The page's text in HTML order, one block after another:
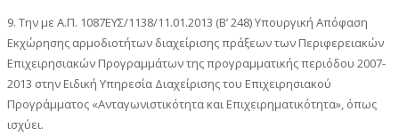
9. Την με Α.Π. 1087ΕΥΣ/1138/11.01.2013 (Β’ 248) Υπουργική Απόφαση
Εκχώρησης αρμοδιοτήτων διαχείρισης πράξεων των Περιφερειακών
Επιχειρησιακών Προγραμμάτων της προγραμματικής περιόδου 2007-
2013 στην Ειδική Υπηρεσία Διαχείρισης του Επιχειρησιακού
Προγράμματος «Ανταγωνιστικότητα και Επιχειρηματικότητα», όπως
ισχύει.